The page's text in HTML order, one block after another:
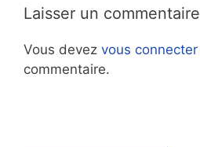
Laisser un commentaire
Vous devez vous connecter
commentaire.